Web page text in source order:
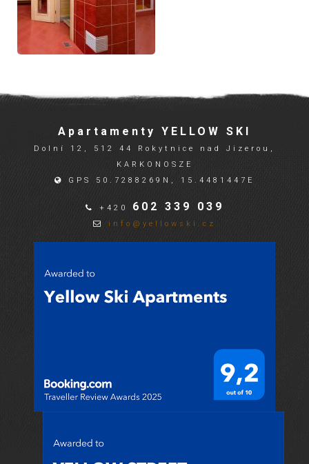
Apartamenty YELLOW SKI
Dolní 12, 512 44 Rokytnice nad Jizerou,
KARKONOSZE
GPS 50.7288269N, 15.4481447E
+420 602 339 039
info@yellowski.cz